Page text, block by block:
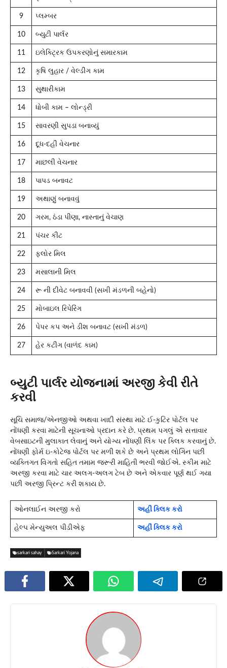
9 પ્લમ્બર
10 બ્યુટી પાર્લર
11 ઇલેક્ટ્રિક ઉપકરણોનું સમારકામ
12 કૃષિ લુહાર / વેલ્ડીંગ કામ
13 સુથારીકામ
14 ધોબી કામ – લોન્ડ્રી
15 સાવરણી સુપડા બનાવ્યું
16 દૂધ-દહીં વેચનાર
17 માછલી વેચનાર
18 પાપડ બનાવટ
19 અથાણું બનાવવું
20 ગરમ, ઠંડા પીણા, નાસ્તાનું વેચાણ
21 પંચર કીટ
22 ફ્લોર મિલ
23 મસાલાની મિલ
24 રૂ ની દીવેટ બનાવવી (સખી મંડળની બહેનો)
25 મોબાઇલ રિપેરિંગ
26 પેપર કપ અને ડીશ બનાવટ (સખી મંડળ)
27 હેર કટીંગ (વાળંદ કામ)
બ્યુટી પાર્લર યોજનામાં અરજી કેવી રીતે
કરવી
સૂચિ સમાજ/એનજીઓ અથવા ખાદી સંસ્થા માટે ઈ-કુટિર પોર્ટલ પર
નોંધણી કરવા માટેની સૂચનાઓ પ્રદાન કરે છે. પ્રથમ પગલું એ સત્તાવાર
વેબસાઇટની મુલાકાત લેવાનું અને યોગ્ય નોંધણી લિંક પર ક્લિક કરવાનું છે.
નોંધણી ફોર્મ ઇ-કોટેજ પોર્ટલ પર મળી શકે છે અને પ્રથમ લોગિન પછી
વ્યક્તિગત વિગતો સહિત તમામ જરૂરી માહિતી ભરવી જોઈએ. સ્કીમ માટે
અરજી કરવા માટે ચાર અલગ-અલગ ટેબ છે અને એકવાર પૂર્ણ થઈ ગયા
પછી અરજી પ્રિન્ટ કરી શકાય છે.
ઓનલાઈન અરજી કરો અહીં ક્લિક કરો
હેલ્પ મેન્યુઅલ પીડીએફ અહીં ક્લિક કરો
sarkari sahay Sarkari Yojana